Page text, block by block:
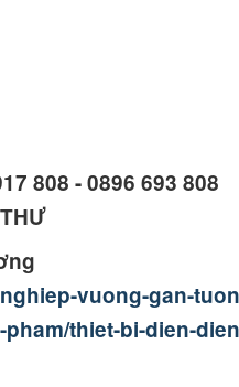
808 - 0896 693 808
vuong-gan-
thiet-bi-dien-